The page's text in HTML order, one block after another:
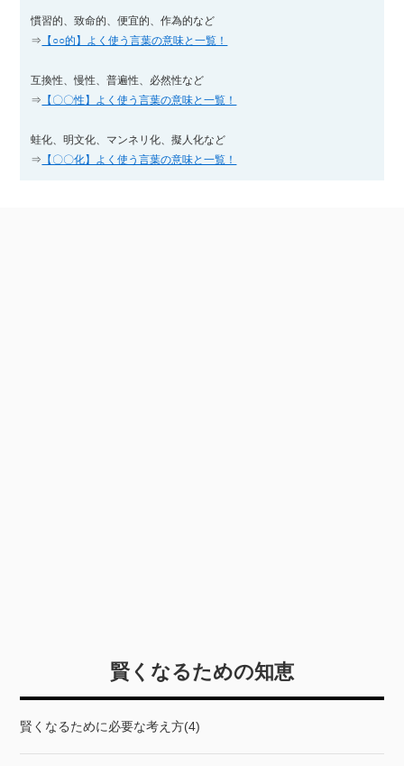
慣習的、致命的、便宜的、作為的など
⇒
【○○的】よく使う言葉の意味と一覧！
互換性、慢性、普遍性、必然性など
⇒
【〇〇性】よく使う言葉の意味と一覧！
蛙化、明文化、マンネリ化、擬人化など
⇒
【〇〇化】よく使う言葉の意味と一覧！
賢くなるための知恵
賢くなるために必要な考え方(4)